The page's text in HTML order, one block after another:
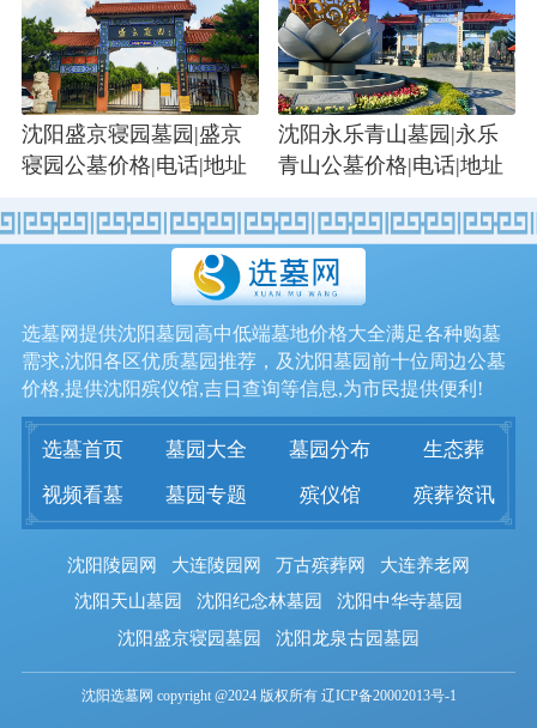
沈阳盛京寝园墓园|盛京
寝园公墓价格|电话|地址
沈阳永乐青山墓园|永乐
青山公墓价格|电话|地址
选墓网提供沈阳墓园高中低端墓地价格大全满足各种购墓
需求,沈阳各区优质墓园推荐，及沈阳墓园前十位周边公墓
价格,提供沈阳殡仪馆,吉日查询等信息,为市民提供便利!
选墓首页 墓园大全 墓园分布
生态葬
视频看墓
墓园专题 殡仪馆 殡葬资讯
沈阳陵园网 大连陵园网 万古殡葬网
大连养老网
沈阳天山墓园
沈阳纪念林墓园
沈阳中华寺墓园
沈阳盛京寝园墓园
沈阳龙泉古园墓园
沈阳选墓网 copyright @2024 版权所有 辽ICP备20002013号-1